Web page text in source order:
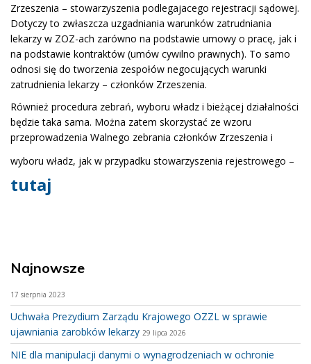
Zrzeszenia – stowarzyszenia podlegajacego rejestracji sądowej.
Dotyczy to zwłaszcza uzgadniania warunków zatrudniania
lekarzy w ZOZ-ach zarówno na podstawie umowy o pracę, jak i
na podstawie kontraktów (umów cywilno prawnych). To samo
odnosi się do tworzenia zespołów negocujących warunki
zatrudnienia lekarzy – członków Zrzeszenia.
Również procedura zebrań, wyboru władz i bieżącej działalności
będzie taka sama. Można zatem skorzystać ze wzoru
przeprowadzenia Walnego zebrania członków Zrzeszenia i
wyboru władz, jak w przypadku stowarzyszenia rejestrowego –
tutaj
Najnowsze
17 sierpnia 2023
Uchwała Prezydium Zarządu Krajowego OZZL w sprawie
ujawniania zarobków lekarzy 29 lipca 2026
NIE dla manipulacji danymi o wynagrodzeniach w ochronie